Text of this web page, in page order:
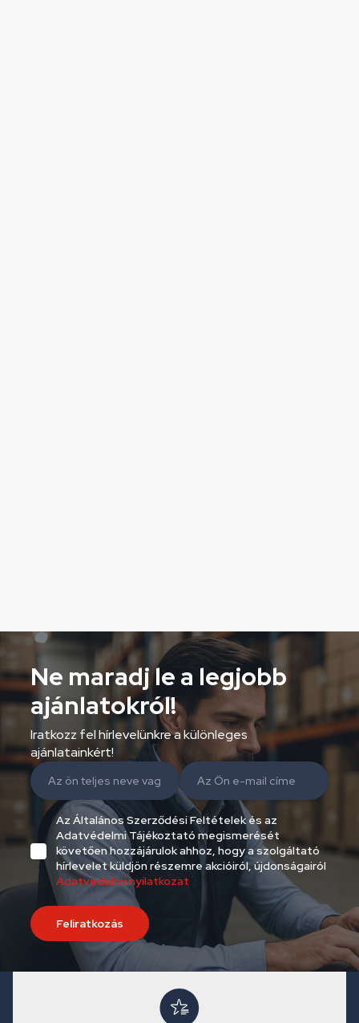
Ne maradj le a legjobb
ajánlatokról!
Iratkozz fel hírlevelünkre a különleges
ajánlatainkért!
Az Általános Szerződési Feltételek és az
Adatvédelmi Tájékoztató megismerését
követően hozzájárulok ahhoz, hogy a szolgáltató
hírlevelet küldjön részemre akcióiról, újdonságairól
Adatvédelmi nyilatkozat
Feliratkozás